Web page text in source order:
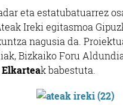
eta estatubatuarrez
Ireki egitasmoa
nagusia da.
Bizkaiko Foru
Elkarteak babestuta.